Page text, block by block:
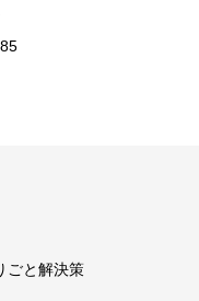
ごと解決策